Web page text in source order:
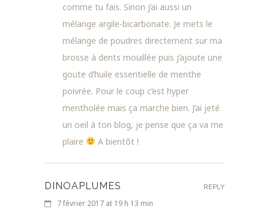
comme tu fais. Sinon j’ai aussi un
mélange argile-bicarbonate. Je mets le
mélange de poudres directement sur ma
brosse à dents mouillée puis j’ajoute une
goute d’huile essentielle de menthe
poivrée. Pour le coup c’est hyper
mentholée mais ça marche bien. J’ai jeté
un oeil à ton blog, je pense que ça va me
plaire
A bientôt !
DINOAPLUMES
7 février 2017 at 19 h 13 min
REPLY